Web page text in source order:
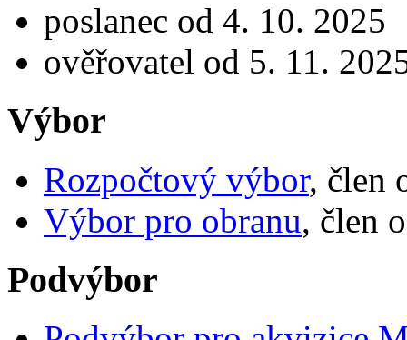
poslanec od 4. 10. 2025
ověřovatel od 5. 11.
Výbor
Rozpočtový výbor, člen
Výbor pro obranu, člen
Podvýbor